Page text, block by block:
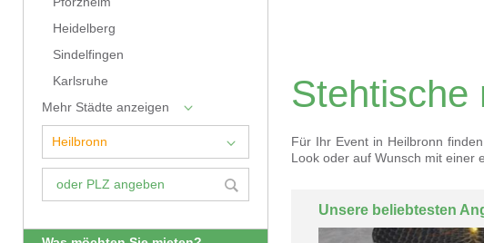
Heidelberg
Sindelfingen
Karlsruhe
Mehr Städte anzeigen
Stehtische
Für Ihr Event in Heilbronn
Look oder auf Wunsch mit einer
Unsere beliebtesten